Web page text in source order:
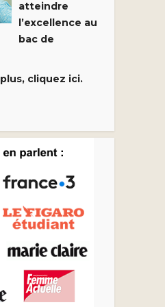
atteindre
l’excellence au
bac de
cliquez ici.